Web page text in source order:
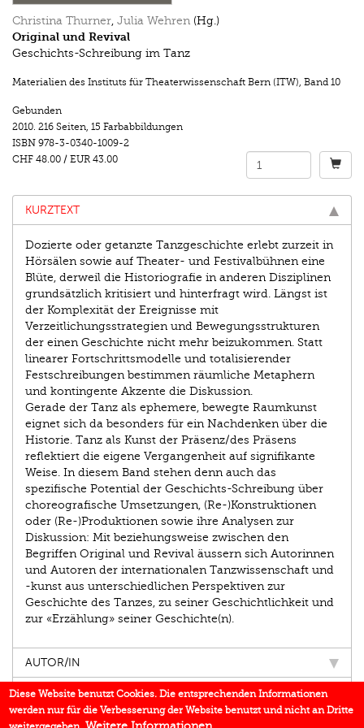
Christina Thurner, Julia Wehren (Hg.)
Original und Revival
Geschichts-Schreibung im Tanz
Materialien des Instituts für Theaterwissenschaft Bern (ITW), Band 10
Gebunden
2010. 216 Seiten, 15 Farbabbildungen
ISBN 978-3-0340-1009-2
CHF 48.00 / EUR 43.00
KURZTEXT
Dozierte oder getanzte Tanzgeschichte erlebt zurzeit in
Hör­sälen sowie auf Theater- und Festivalbühnen eine
Blüte, derweil die Historiografie in anderen Disziplinen
grundsätzlich kritisiert und hinterfragt wird. Längst ist
der Komplexität der Ereignisse mit
Verzeitlichungsstrategien und Bewegungs­strukturen
der einen Geschichte nicht mehr beizukommen. Statt
linearer Fortschrittsmodelle und totalisierender
Festschrei­bungen bestimmen räumliche Metaphern
und kontingente Akzente die Diskussion.
Gerade der Tanz als ephemere, bewegte Raumkunst
eignet sich da besonders für ein Nachdenken über die
Historie. Tanz als Kunst der Präsenz/des Präsens
reflektiert die eigene Vergangenheit auf signifikante
Weise. In diesem Band stehen denn auch das
spezifische Potential der Geschichts-­Schreibung über
choreografische Umsetzungen, (Re-)Konstruktionen
oder (Re-)Produktionen sowie ihre Analysen zur
Diskussion: Mit beziehungsweise zwischen den
Begriffen Original und Revival äussern sich Autorinnen
und Autoren der internationalen Tanzwissenschaft und
-kunst aus unterschiedlichen Perspek­tiven zur
Geschichte des Tanzes, zu seiner Geschichtlichkeit und
zur «Erzählung» seiner Geschichte(n).
AUTOR/IN
EINBLICK
BUCHREIHE
Diese Website benutzt Cookies. Die entsprechenden Informationen
werden nur für die Verbesserung der Website benutzt und nicht an Dritte